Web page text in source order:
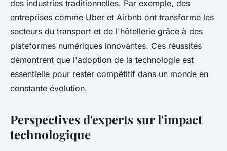
des industries traditionnelles. Par exemple, des
entreprises comme Uber et Airbnb ont transformé les
secteurs du transport et de l'hôtellerie grâce à des
plateformes numériques innovantes. Ces réussites
démontrent que l'adoption de la technologie est
essentielle pour rester compétitif dans un monde en
constante évolution.
Perspectives d'experts sur l'impact
technologique